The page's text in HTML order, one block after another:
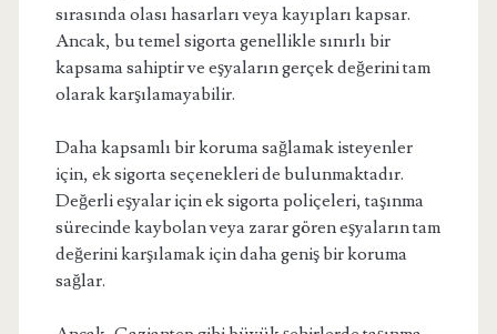
sırasında olası hasarları veya kayıpları kapsar.
Ancak, bu temel sigorta genellikle sınırlı bir
kapsama sahiptir ve eşyaların gerçek değerini tam
olarak karşılamayabilir.
Daha kapsamlı bir koruma sağlamak isteyenler
için, ek sigorta seçenekleri de bulunmaktadır.
Değerli eşyalar için ek sigorta poliçeleri, taşınma
sürecinde kaybolan veya zarar gören eşyaların tam
değerini karşılamak için daha geniş bir koruma
sağlar.